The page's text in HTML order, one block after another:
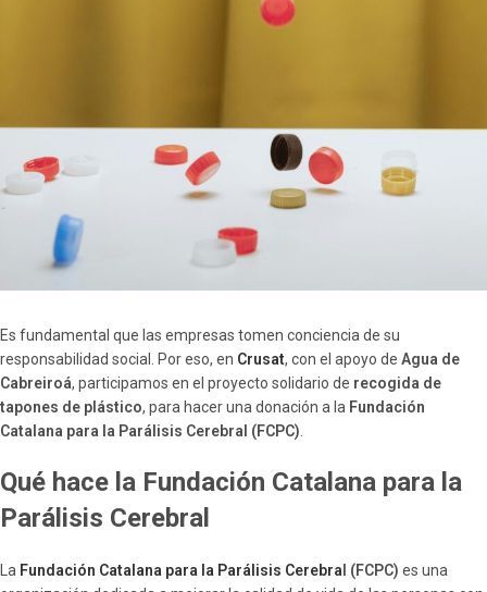
Es fundamental que las empresas tomen conciencia de su
responsabilidad social. Por eso, en Crusat, con el apoyo de Agua de
Cabreiroá, participamos en el proyecto solidario de recogida de
tapones de plástico, para hacer una donación a la Fundación
Catalana para la Parálisis Cerebral (FCPC).
Qué hace la Fundación Catalana para la
Parálisis Cerebral
La Fundación Catalana para la Parálisis Cerebra l (FCPC) es una